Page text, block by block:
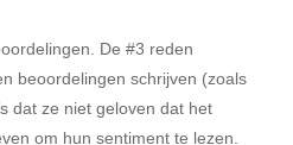
De #3 reden
beoordelingen schrijven (zoals
dat ze niet geloven dat het
om hun sentiment te lezen.